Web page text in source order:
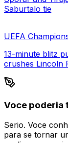
Saburtalo tie
UEFA
13-minute blitz
crushes Lincoln
Voce poderia
Serio. Voce
para se tornar